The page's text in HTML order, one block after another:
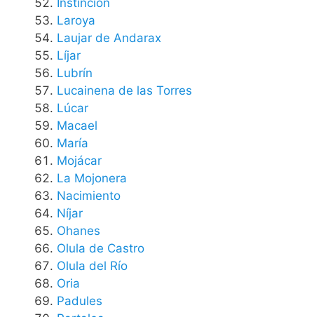
Laroya
Laujar de Andarax
Líjar
Lubrín
Lucainena de las Torres
Lúcar
Macael
María
Mojácar
La Mojonera
Nacimiento
Níjar
Ohanes
Olula de Castro
Olula del Río
Oria
Padules